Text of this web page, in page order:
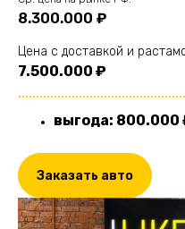
8.300.000 ₽
Цена с доставкой и
7.500.000 ₽
выгода: 800.000
Заказать авто